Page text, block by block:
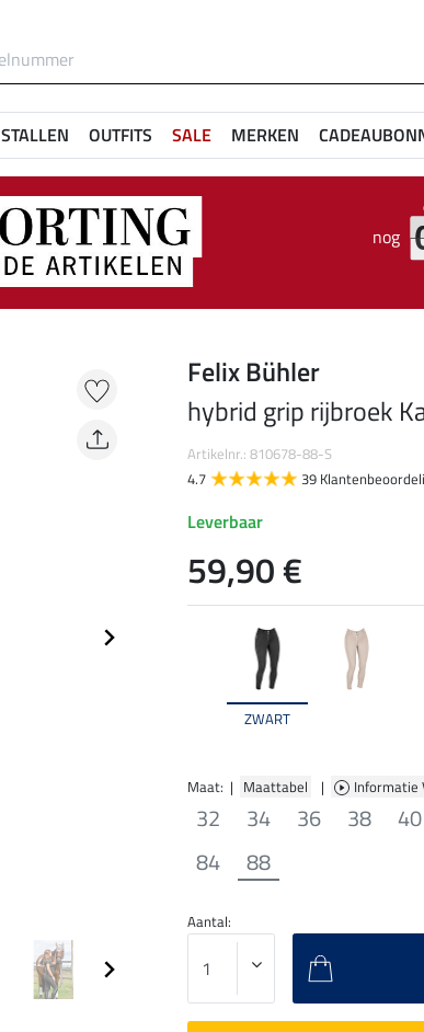
STALLEN OUTFITS SALE MERKEN
nog
ZWART
Maat: | Maattabel | Informatie
32 34 36 38 40
84
88
Felix Bühler
hybrid grip rijbroek
Artikelnr.: 810678-88-S
4.7
39
Leverbaar
59,90 €
Aantal: